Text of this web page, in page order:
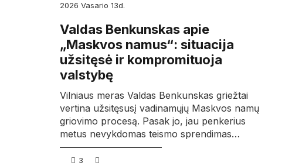
2026
vasario 13d.
Valdas Benkunskas apie
„Maskvos namus“: situacija
užsitęsė ir kompromituoja
valstybę
Vilniaus meras Valdas Benkunskas griežtai
vertina užsitęsusį vadinamųjų Maskvos namų
griovimo procesą. Pasak jo, jau penkerius
metus nevykdomas teismo sprendimas…
3